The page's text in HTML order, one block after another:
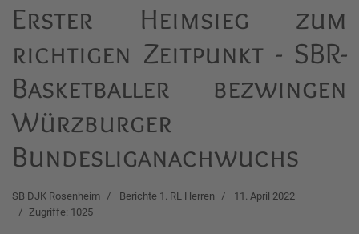
Erster Heimsieg zum
richtigen Zeitpunkt - SBR-
Basketballer bezwingen
Würzburger
Bundesliganachwuchs
SB DJK Rosenheim Berichte 1. RL Herren
11. April 2022
Zugriffe: 1025